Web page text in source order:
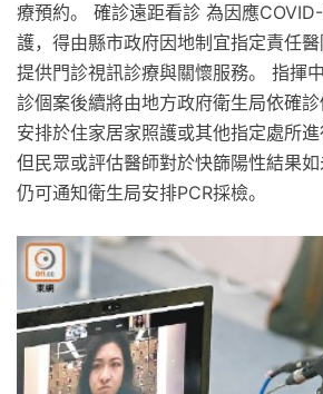
療預約。 確診遠距看診 為因應
護，得由縣市政府因地制宜指定責任醫
提供門診視訊診療與關懷服務。 指揮
診個案後續將由地方政府衛生局依確診
安排於住家居家照護或其他指定處所進
但民眾或評估醫師對於快篩陽性結果如
仍可通知衛生局安排PCR採檢。